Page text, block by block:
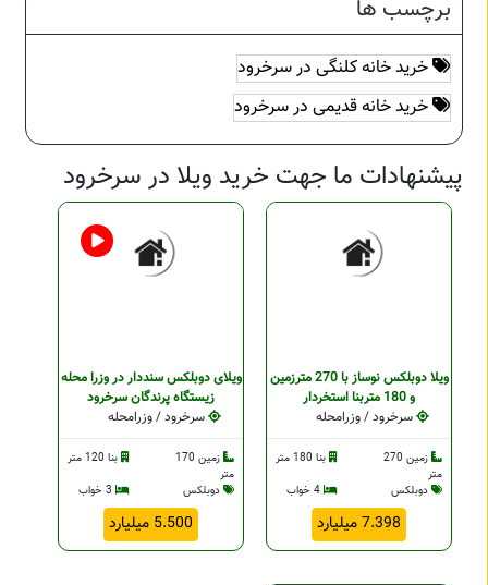
برچسب ها
خرید خانه کلنگی در سرخرود
خرید خانه قدیمی در سرخرود
پیشنهادات ما جهت خرید ویلا در سرخرود
ویلا دوبلکس نوساز با 270 مترزمین
و 180 متربنا استخردار
سرخرود / وزرامحله
زمین 270
متر
بنا 180 متر
دوبلکس
4 خواب
7.398 میلیارد
ویلای دوبلکس سنددار در وزرا محله
زیستگاه پرندگان سرخرود
سرخرود / وزرامحله
زمین 170
متر
بنا 120 متر
دوبلکس
5.500 میلیارد